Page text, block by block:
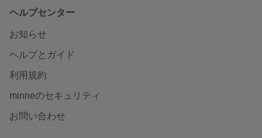
ヘルプセンター
お知らせ
ヘルプとガイド
利用規約
minneのセキュリティ
お問い合わせ